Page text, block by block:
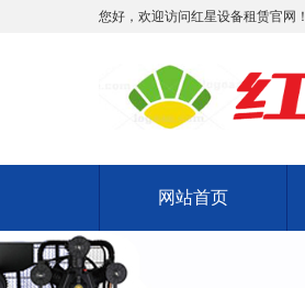
您好，欢迎访问红星设备租赁官网！
网站首页